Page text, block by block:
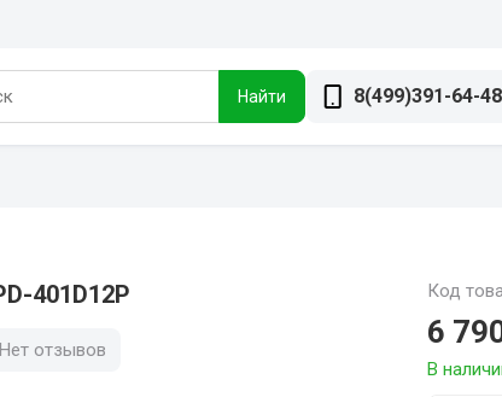
Найти 8(499)391-64-48
401D12P
Нет отзывов
Код
6
В